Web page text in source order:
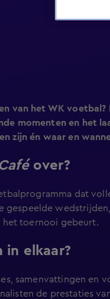
van het WK voetbal?
momenten en het
zijn én waar en
over?
dat
gespeelde
het toernooi gebeurt.
in elkaar?
samenvattingen en
de prestaties